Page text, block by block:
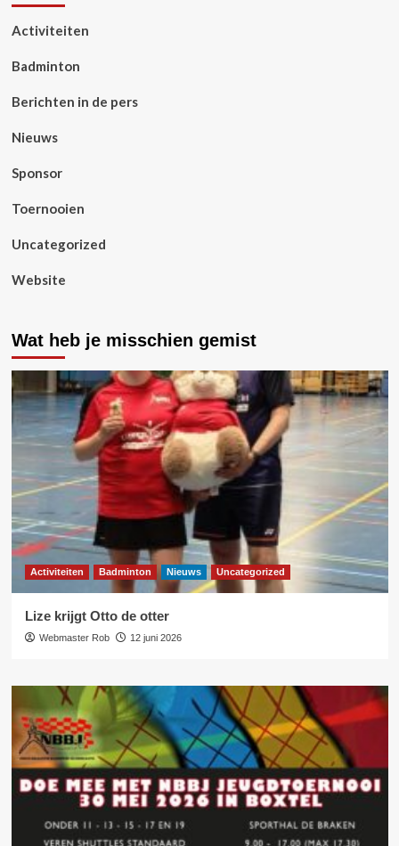
Activiteiten
Badminton
Berichten in de pers
Nieuws
Sponsor
Toernooien
Uncategorized
Website
Wat heb je misschien gemist
Activiteiten Badminton Nieuws Uncategorized
Lize krijgt Otto de otter
Webmaster Rob 12 juni 2026